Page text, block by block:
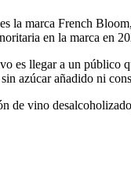
marca French
en la marca en
es llegar a un
azúcar añadido ni
de vino